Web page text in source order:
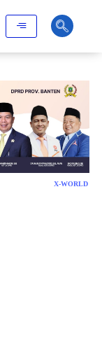
X-WORLD